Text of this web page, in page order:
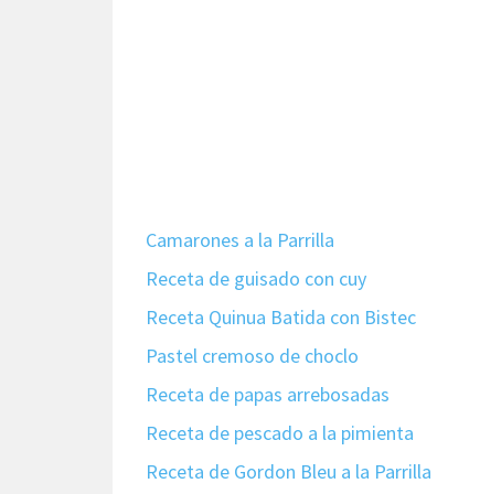
Camarones a la Parrilla
Receta de guisado con cuy
Receta Quinua Batida con Bistec
Pastel cremoso de choclo
Receta de papas arrebosadas
Receta de pescado a la pimienta
Receta de Gordon Bleu a la Parrilla